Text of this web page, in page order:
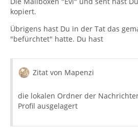
kopiert.
Übrigens hast Du in der Tat das
"befürchtet" hatte. Du hast
Zitat von Mapenzi
die lokalen Ordner der
Profil ausgelagert